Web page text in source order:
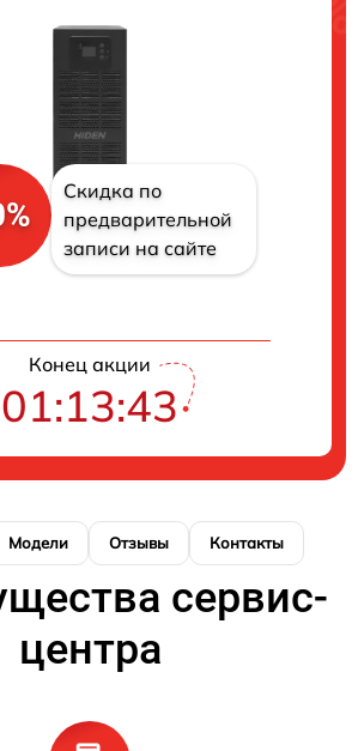
Скидка по
предварительной
записи на сайте
Конец акции
01:13:43
Модели Отзывы Контакты
сервис-
центра